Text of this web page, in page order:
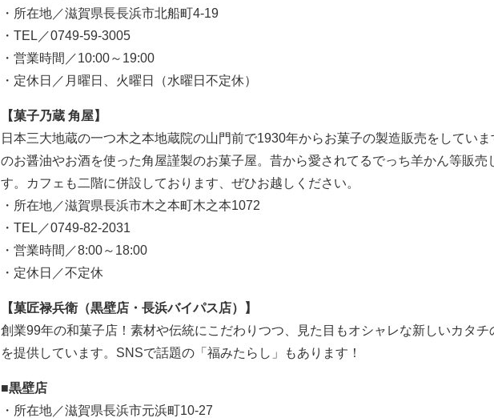
・所在地／滋賀県長長浜市北船町4-19
・TEL／0749-59-3005
・営業時間／10:00～19:00
・定休日／月曜日、火曜日（水曜日不定休）
【菓子乃蔵 角屋】
日本三大地蔵の一つ木之本地蔵院の山門前で1930年からお菓子の製造販売をしていま
のお醤油やお酒を使った角屋謹製のお菓子屋。昔から愛されてるでっち羊かん等販売
す。カフェも二階に併設しております、ぜひお越しください。
・所在地／滋賀県長浜市木之本町木之本1072
・TEL／0749-82-2031
・営業時間／8:00～18:00
・定休日／不定休
【菓匠禄兵衛（黒壁店・長浜バイパス店）】
創業99年の和菓子店！素材や伝統にこだわりつつ、見た目もオシャレな新しいカタチ
を提供しています。SNSで話題の「福みたらし」もあります！
■黒壁店
・所在地／滋賀県長浜市元浜町10-27